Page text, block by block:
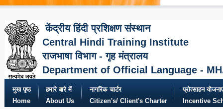
केंद्रीय हिंदी प्रशिक्षण संस्थान
Central Hindi Training Institute
राजभाषा विभाग - गृह मंत्रालय
Department of Official Language -
मुख पृष्ठ
Home
हमारे बारे में
About Us
नागरिक चार्टर
Citizen's/ Client's Charter
प्रोत्साहन
Incentive